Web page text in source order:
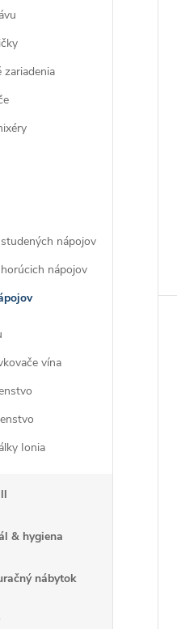
zariadenia
nápojov
nápojov
vína
Ionia
& hygiena
nábytok
t